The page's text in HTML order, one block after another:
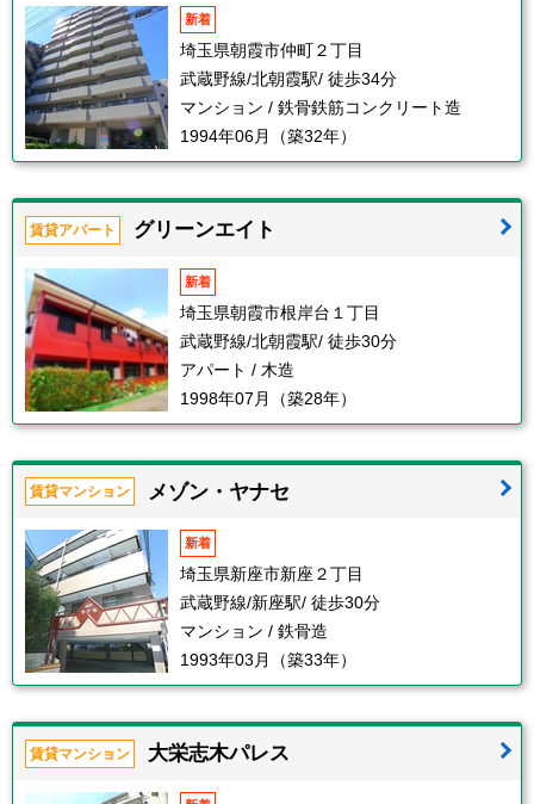
新着
埼玉県朝霞市仲町２丁目
武蔵野線/北朝霞駅/ 徒歩34分
マンション / 鉄骨鉄筋コンクリート造
1994年06月（築32年）
賃貸アパート グリーンエイト
新着
埼玉県朝霞市根岸台１丁目
武蔵野線/北朝霞駅/ 徒歩30分
アパート / 木造
1998年07月（築28年）
賃貸マンション メゾン・ヤナセ
新着
埼玉県新座市新座２丁目
武蔵野線/新座駅/ 徒歩30分
マンション / 鉄骨造
1993年03月（築33年）
賃貸マンション 大栄志木パレス